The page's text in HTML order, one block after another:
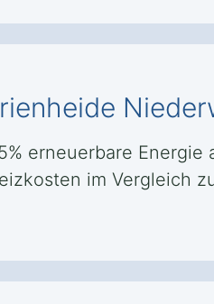
erneuerbare
im Vergleich